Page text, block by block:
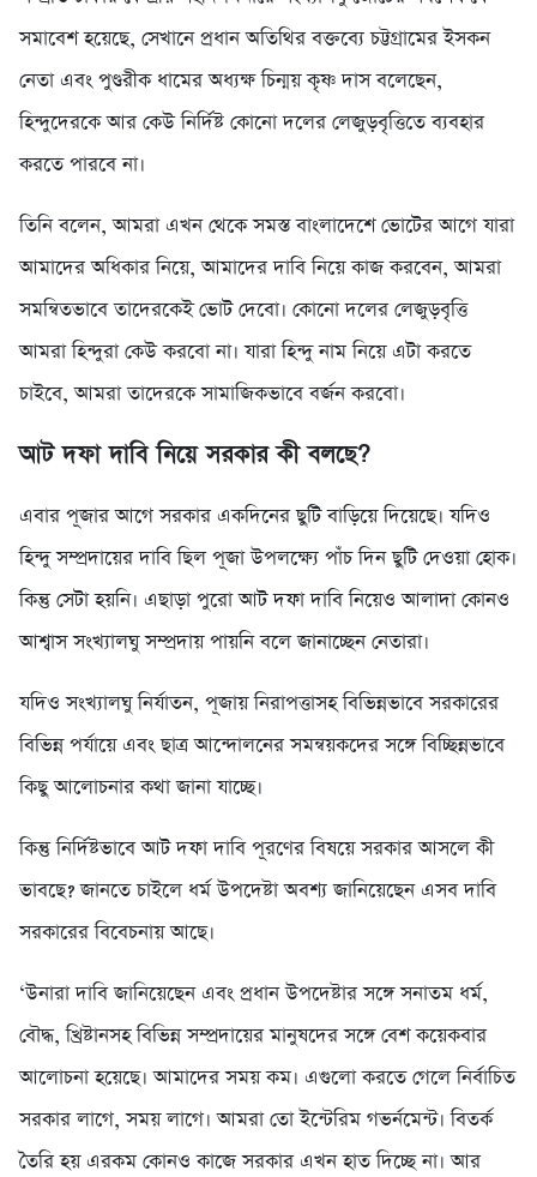
সমাবেশ হয়েছে, সেখানে প্রধান অতিথির বক্তব্যে চট্টগ্রামের ইসকন
নেতা এবং পুণ্ডরীক ধামের অধ্যক্ষ চিন্ময় কৃষ্ণ দাস বলেছেন,
হিন্দুদেরকে আর কেউ নির্দিষ্ট কোনো দলের লেজুড়বৃত্তিতে ব্যবহার
করতে পারবে না।
তিনি বলেন, আমরা এখন থেকে সমস্ত বাংলাদেশে ভোটের আগে যারা
আমাদের অধিকার নিয়ে, আমাদের দাবি নিয়ে কাজ করবেন, আমরা
সমন্বিতভাবে তাদেরকেই ভোট দেবো। কোনো দলের লেজুড়বৃত্তি
আমরা হিন্দুরা কেউ করবো না। যারা হিন্দু নাম নিয়ে এটা করতে
চাইবে, আমরা তাদেরকে সামাজিকভাবে বর্জন করবো।
আট দফা দাবি নিয়ে সরকার কী বলছে?
এবার পূজার আগে সরকার একদিনের ছুটি বাড়িয়ে দিয়েছে। যদিও
হিন্দু সম্প্রদায়ের দাবি ছিল পূজা উপলক্ষ্যে পাঁচ দিন ছুটি দেওয়া হোক।
কিন্তু সেটা হয়নি। এছাড়া পুরো আট দফা দাবি নিয়েও আলাদা কোনও
আশ্বাস সংখ্যালঘু সম্প্রদায় পায়নি বলে জানাচ্ছেন নেতারা।
যদিও সংখ্যালঘু নির্যাতন, পূজায় নিরাপত্তাসহ বিভিন্নভাবে সরকারের
বিভিন্ন পর্যায়ে এবং ছাত্র আন্দোলনের সমন্বয়কদের সঙ্গে বিচ্ছিন্নভাবে
কিছু আলোচনার কথা জানা যাচ্ছে।
কিন্তু নির্দিষ্টভাবে আট দফা দাবি পূরণের বিষয়ে সরকার আসলে কী
ভাবছে? জানতে চাইলে ধর্ম উপদেষ্টা অবশ্য জানিয়েছেন এসব দাবি
সরকারের বিবেচনায় আছে।
‘উনারা দাবি জানিয়েছেন এবং প্রধান উপদেষ্টার সঙ্গে সনাতম ধর্ম,
বৌদ্ধ, খ্রিষ্টানসহ বিভিন্ন সম্প্রদায়ের মানুষদের সঙ্গে বেশ কয়েকবার
আলোচনা হয়েছে। আমাদের সময় কম। এগুলো করতে গেলে নির্বাচিত
সরকার লাগে, সময় লাগে। আমরা তো ইন্টেরিম গভর্নমেন্ট। বিতর্ক
তৈরি হয় এরকম কোনও কাজে সরকার এখন হাত দিচ্ছে না। আর